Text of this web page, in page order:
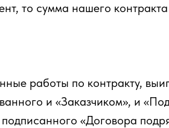
то сумма нашего контракта
работы по контракту,
и «Заказчиком», и
«Договора